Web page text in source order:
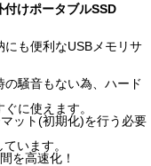
けポータブルSSD
も便利なUSBメモリサ
騒音もない為、ハード
に使えます。
ット(初期化)を行う必要
います。
を高速化！